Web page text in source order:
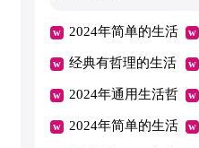
2024年简单的生活
的语句摘录89条
经典有哲理的生活
语句合集85句
2024年通用生活哲
理短句汇总95句
2024年简单的生活